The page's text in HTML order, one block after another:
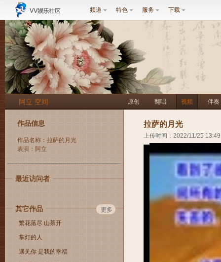
频道 特色 服务 下载
阿立 空间 原创 翻唱 视频 伴奏
作品信息
作品名称：拉萨的月光
表演：阿立
最近访问者
其它作品
更多
繁花落尽 山茶开
掌灯的人
遇见你 是我的幸福
拉萨的月光
上传时间：2022/11/25 13:49